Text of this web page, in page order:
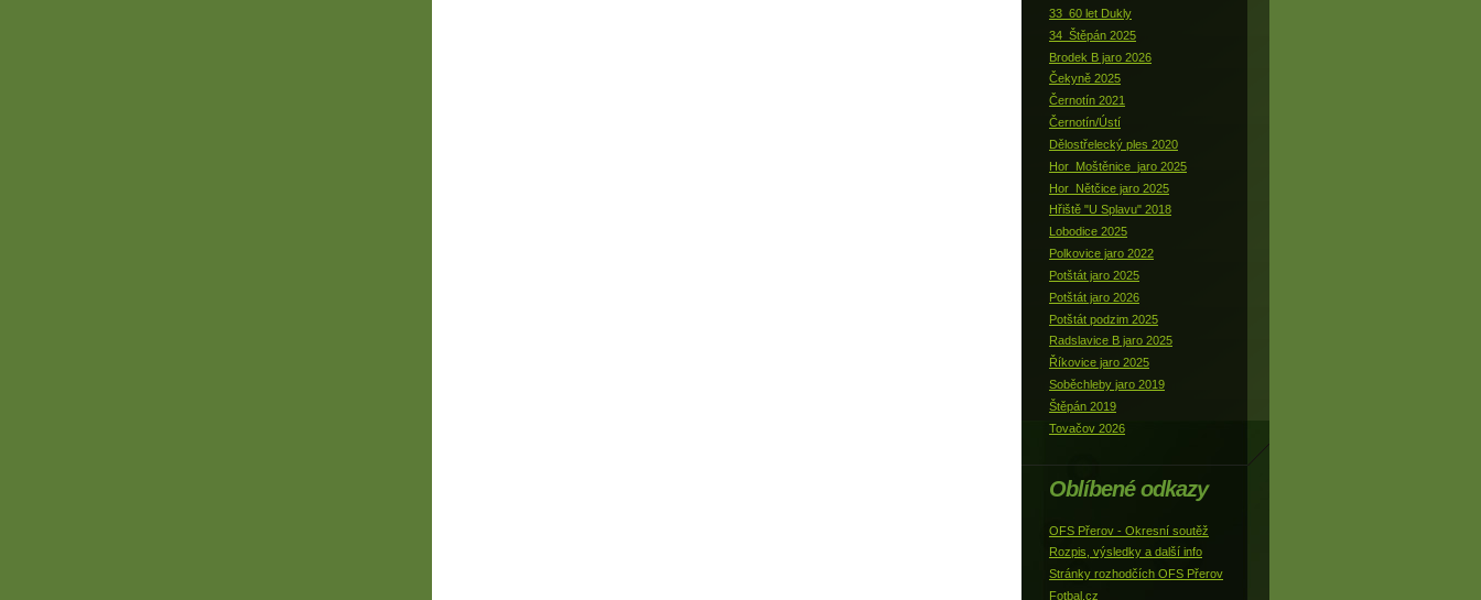
33_60 let Dukly
34_Štěpán 2025
Brodek B jaro 2026
Čekyně 2025
Černotín 2021
Černotín/Ústí
Dělostřelecký ples 2020
Hor_Moštěnice_jaro 2025
Hor_Nětčice jaro 2025
Hřiště "U Splavu" 2018
Lobodice 2025
Polkovice jaro 2022
Potštát jaro 2025
Potštát jaro 2026
Potštát podzim 2025
Radslavice B jaro 2025
Říkovice jaro 2025
Soběchleby jaro 2019
Štěpán 2019
Tovačov 2026
Oblíbené odkazy
OFS Přerov - Okresní soutěž
Rozpis, výsledky a další info
Stránky rozhodčích OFS Přerov
Fotbal.cz